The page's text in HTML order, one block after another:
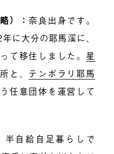
） ：奈良出身です。
に大分の耶馬溪に、
て移住しました。 星
と、 テンポラリ耶馬
任意団体を運営して
半自給自足暮らしで